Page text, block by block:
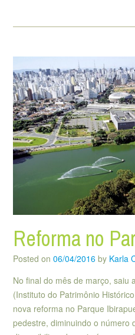
Reforma no
Posted on 06/04/2016 by Karla
No final do mês de março, saiu
(Instituto do Patrimônio
nova reforma no Parque
pedestre, diminuindo o número